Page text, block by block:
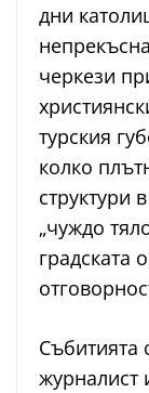
дни
черкези
турския
колко
структури
„чуждо
градската
Събитията
журналист